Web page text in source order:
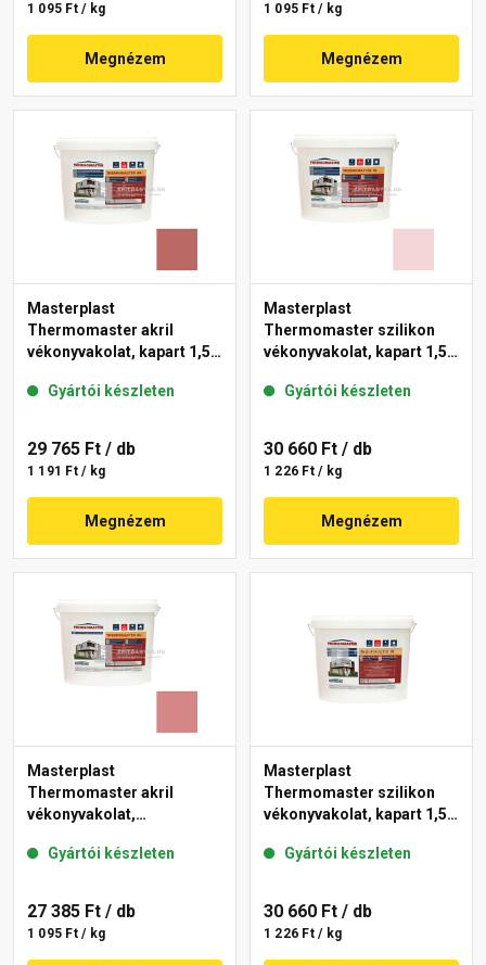
1 095 Ft / kg
Megnézem
1 095 Ft / kg
Megnézem
Masterplast
Thermomaster akril
vékonyvakolat, kapart 1,5
Gyártói készleten
29 765 Ft / db
1 191 Ft / kg
Megnézem
Masterplast
Thermomaster szilikon
vékonyvakolat, kapart 1,5
Gyártói készleten
30 660 Ft / db
1 226 Ft / kg
Megnézem
Masterplast
Thermomaster akril
vékonyvakolat,
21-D 25 kg
Gyártói készleten
27 385 Ft / db
1 095 Ft / kg
Masterplast
Thermomaster szilikon
vékonyvakolat, kapart 1,5
Gyártói készleten
30 660 Ft / db
1 226 Ft / kg